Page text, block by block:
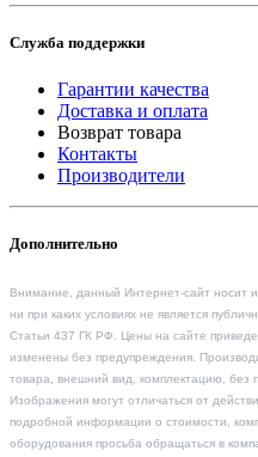
Служба поддержки
Гарантии качества
Доставка и оплата
Возврат товара
Контакты
Производители
Дополнительно
Внимание, данный Интернет-сайт носит
ни при каких условиях не является
Статьи 437 ГК РФ. Цены на сайте
изменены без предупреждения.
товара, внешний вид, комплектацию, без
Изображения могут отличаться от
подробной информации о стоимости,
оборудования просьба обращаться в